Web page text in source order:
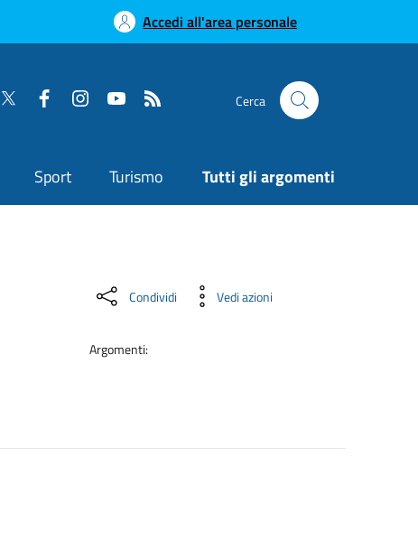
Accedi all'area personale
Cerca
Sport Turismo Tutti gli argomenti
Condividi Vedi azioni
Argomenti: